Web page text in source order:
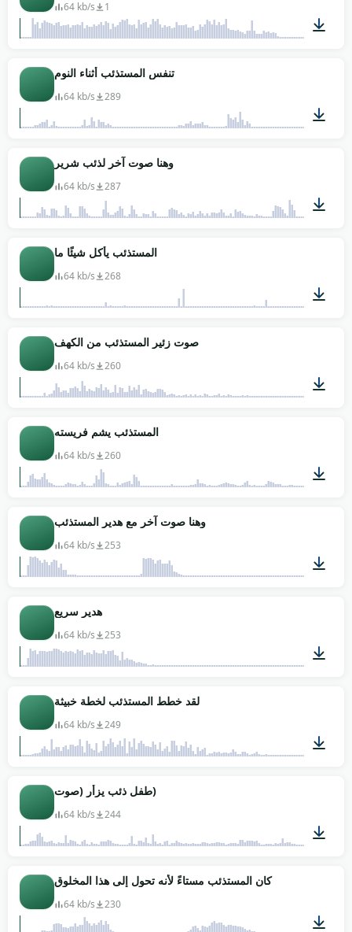
64 kb/s 1
تنفس المستذئب أثناء النوم
64 kb/s 289
وهنا صوت آخر لذئب شرير
64 kb/s 287
المستذئب يأكل شيئًا ما
64 kb/s 268
صوت زئير المستذئب من الكهف
64 kb/s 260
المستذئب يشم فريسته
64 kb/s 260
وهنا صوت آخر مع هدير المستذئب
64 kb/s 253
هدير سريع
64 kb/s 253
لقد خطط المستذئب لخطة خبيثة
64 kb/s 249
طفل ذئب يزأر (صوت)
64 kb/s 244
كان المستذئب مستاءً لأنه تحول إلى هذا المخلوق
64 kb/s 230